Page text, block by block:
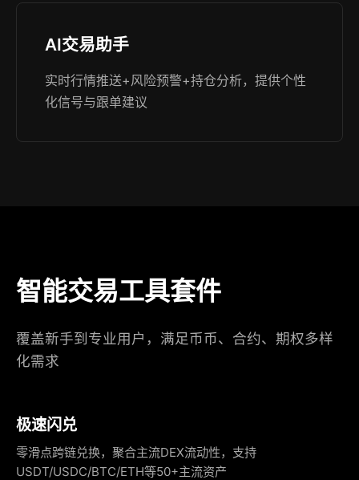
AI交易助手
实时行情推送+风险预警+持仓分析，提供个性
化信号与跟单建议
智能交易工具套件
覆盖新手到专业用户，满足币币、合约、期权多样
化需求
极速闪兑
零滑点跨链兑换，聚合主流DEX流动性，支持
USDT/USDC/BTC/ETH等50+主流资产